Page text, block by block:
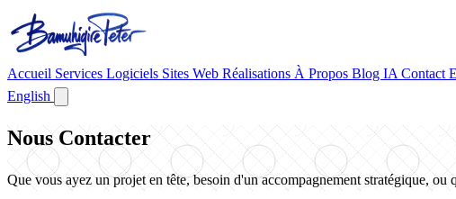
Accueil Services Logiciels Sites Web Réalisations À Propos Blog IA Contact
English
Nous Contacter
Que vous ayez un projet en tête, besoin d'un accompagnement stratégique,